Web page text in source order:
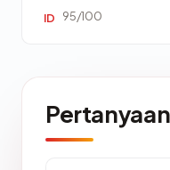
ID 95/100